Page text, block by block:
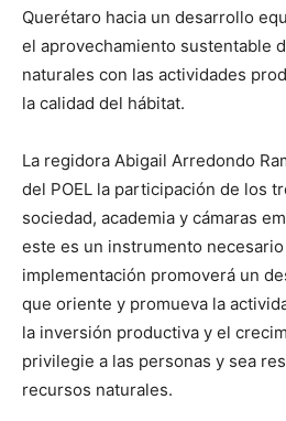
Querétaro hacia un desarrollo
el aprovechamiento sustentable
naturales con las actividades
la calidad del hábitat.
La regidora Abigail Arredondo
del POEL la participación de los
sociedad, academia y cámaras
este es un instrumento
implementación promoverá un
que oriente y promueva la
la inversión productiva y el
privilegie a las personas y sea
recursos naturales.